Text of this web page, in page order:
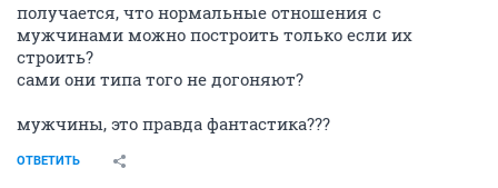
получается, что нормальные отношения с
мужчинами можно построить только если их
строить?
сами они типа того не догоняют?
мужчины, это правда фантастика???
ОТВЕТИТЬ